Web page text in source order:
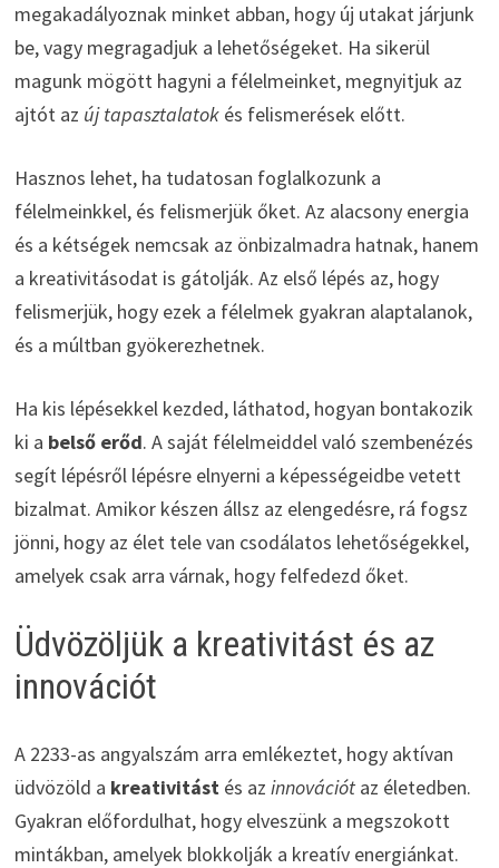
megakadályoznak minket abban, hogy új utakat járjunk
be, vagy megragadjuk a lehetőségeket. Ha sikerül
magunk mögött hagyni a félelmeinket, megnyitjuk az
ajtót az új tapasztalatokés felismerések előtt.
Hasznos lehet, ha tudatosan foglalkozunk a
félelmeinkkel, és felismerjük őket. Az alacsony energia
és a kétségek nemcsak az önbizalmadra hatnak, hanem
a kreativitásodat is gátolják. Az első lépés az, hogy
felismerjük, hogy ezek a félelmek gyakran alaptalanok,
és a múltban gyökerezhetnek.
Ha kis lépésekkel kezded, láthatod, hogyan bontakozik
ki a belső erőd. A saját félelmeiddel való szembenézés
segít lépésről lépésre elnyerni a képességeidbe vetett
bizalmat. Amikor készen állsz az elengedésre, rá fogsz
jönni, hogy az élet tele van csodálatos lehetőségekkel,
amelyek csak arra várnak, hogy felfedezd őket.
Üdvözöljük a kreativitást és az
innovációt
A 2233-as angyalszám arra emlékeztet, hogy aktívan
üdvözöld a kreativitástés az innovációtaz életedben.
Gyakran előfordulhat, hogy elveszünk a megszokott
mintákban, amelyek blokkolják a kreatív energiánkat.